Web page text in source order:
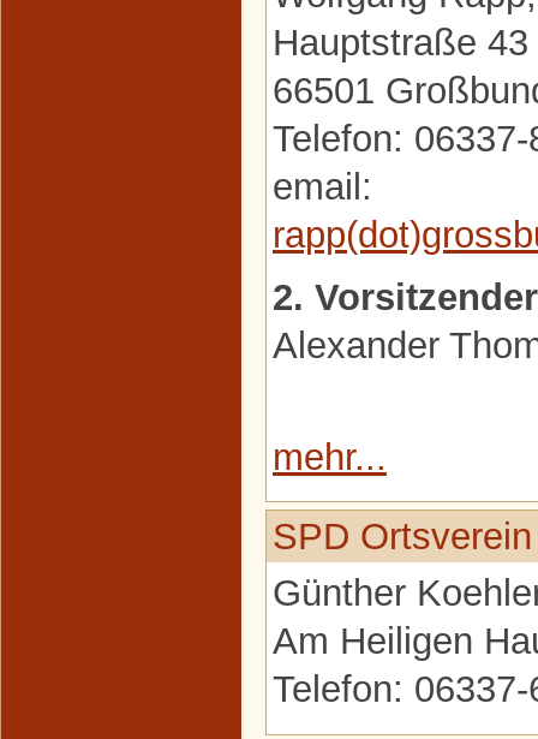
Hauptstraße 43
66501
Telefon: 06337-
email:
2.
Alexander
mehr...
SPD
Günther
Am Heiligen
Telefon: 06337-